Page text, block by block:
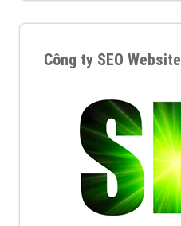
Công ty SEO Website